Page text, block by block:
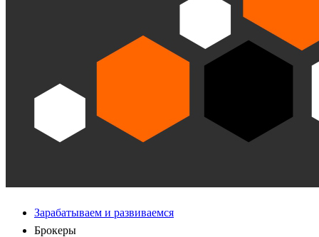
Зарабатываем и развиваемся
Брокеры